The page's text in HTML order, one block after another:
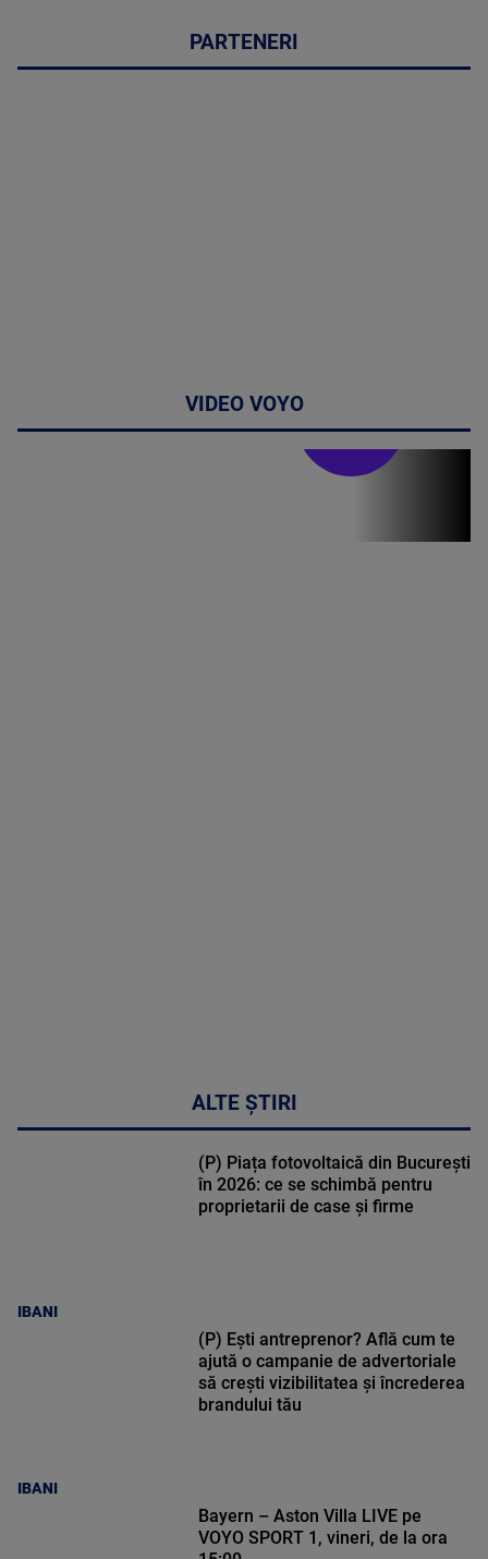
PARTENERI
VIDEO VOYO
ALTE ȘTIRI
IBANI
(P) Piața fotovoltaică din București
în 2026: ce se schimbă pentru
proprietarii de case și firme
IBANI
(P) Ești antreprenor? Află cum te
ajută o campanie de advertoriale
să crești vizibilitatea și încrederea
brandului tău
Bayern – Aston Villa LIVE pe
VOYO SPORT 1, vineri, de la ora